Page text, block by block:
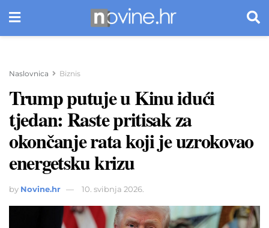
Naslovnica Biznis
Trump putuje u Kinu idući
tjedan: Raste pritisak za
okončanje rata koji je uzrokovao
energetsku krizu
by Novine.hr 10. svibnja 2026.